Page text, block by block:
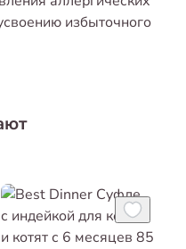
избыточного